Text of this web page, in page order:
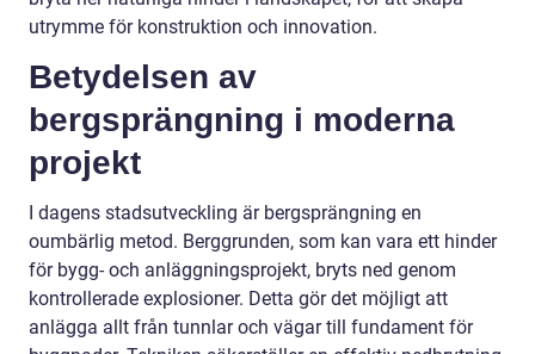
utrymme för konstruktion och innovation.
Betydelsen av
bergsprängning i moderna
projekt
I dagens stadsutveckling är bergsprängning en
oumbärlig metod. Berggrunden, som kan vara ett hinder
för bygg- och anläggningsprojekt, bryts ned genom
kontrollerade explosioner. Detta gör det möjligt att
anlägga allt från tunnlar och vägar till fundament för